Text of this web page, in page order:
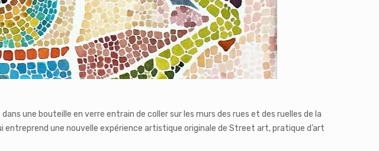
une bouteille en verre entrain de coller sur les murs des rues et des ruelles de la
entreprend une nouvelle expérience artistique originale de Street art, pratique d’art